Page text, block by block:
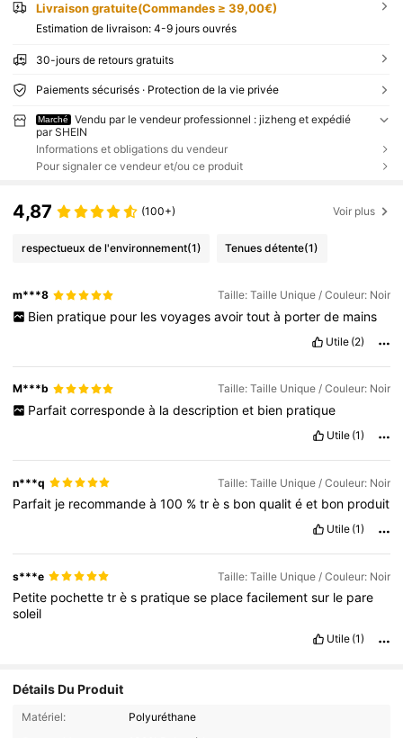
Livraison gratuite(Commandes ≥ 39,00€)
Estimation de livraison: 4-9 jours ouvrés
30-jours de retours gratuits
Paiements sécurisés · Protection de la vie privée
Marché
Vendu par le vendeur professionnel : jizheng et expédié
par SHEIN
Informations et obligations du vendeur
Pour signaler ce vendeur et/ou ce produit
4,87 (100+) Voir plus
respectueux de l'environnement(1) Tenues détente(1)
m***8 Taille: Taille Unique / Couleur: Noir
Bien pratique pour les voyages avoir tout à porter de mains
Utile (2)
M***b Taille: Taille Unique / Couleur: Noir
Parfait corresponde à la description et bien pratique
Utile (1)
n***q Taille: Taille Unique / Couleur: Noir
Parfait je recommandeà100 %très bonqualitéet bon produit
Utile (1)
s***e Taille: Taille Unique / Couleur: Noir
Petite pochettetrès pratiquese placefacilementsur le pare
soleil
Utile (1)
Détails Du Produit
Matériel:
Polyuréthane